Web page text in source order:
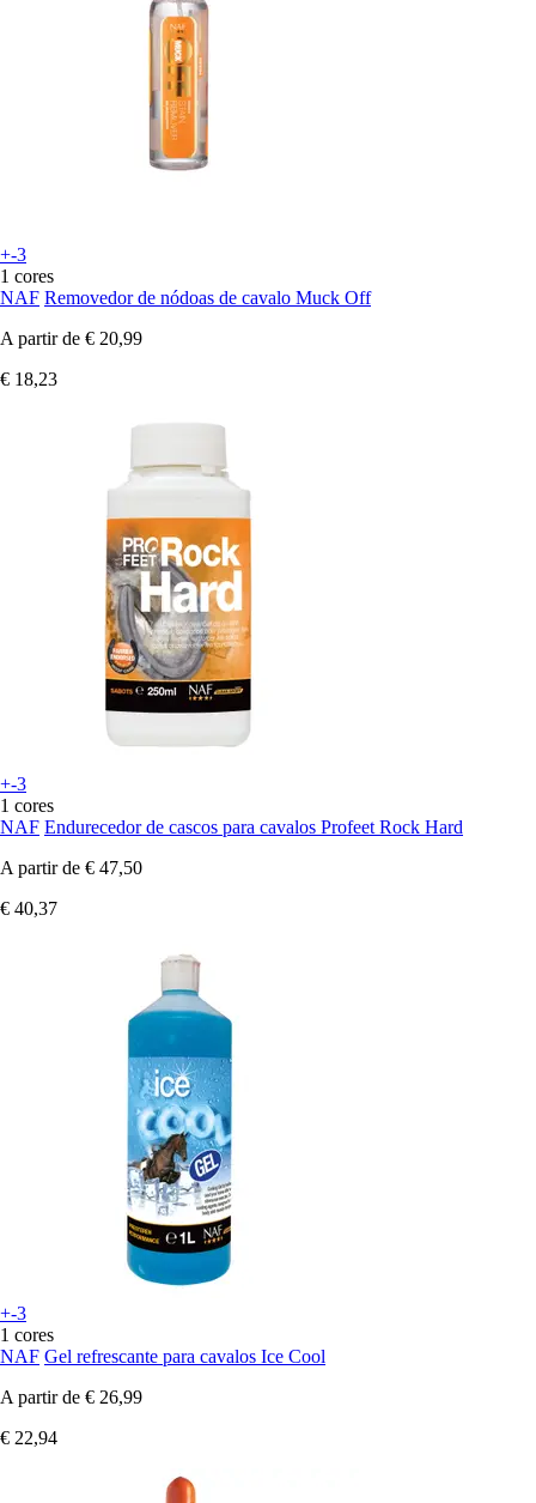
+-3
1 cores
NAF Removedor de nódoas de cavalo Muck Off
A partir de € 20,99
€ 18,23
+-3
1 cores
NAF Endurecedor de cascos para cavalos Profeet Rock Hard
A partir de € 47,50
€ 40,37
+-3
1 cores
NAF Gel refrescante para cavalos Ice Cool
A partir de € 26,99
€ 22,94